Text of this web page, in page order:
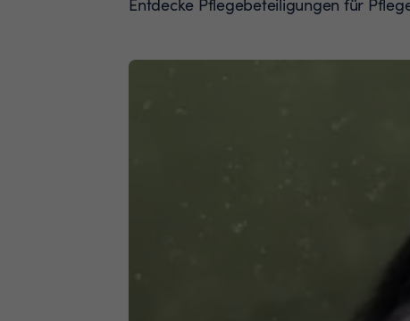
Entdecke Pflegebeteiligungen für